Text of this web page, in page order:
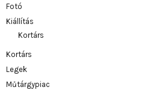
Fotó
Kiállítás
Kortárs
Kortárs
Legek
Műtárgypiac